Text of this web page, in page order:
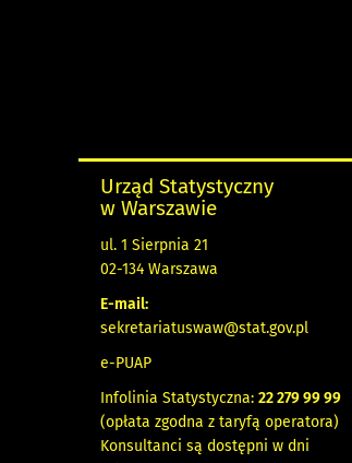
Urząd Statystyczny
w Warszawie
ul. 1 Sierpnia 21
02-134 Warszawa
E-mail:
sekretariatuswaw@stat.gov.pl
e-PUAP
Infolinia Statystyczna: 22 279 99 99
(opłata zgodna z taryfą operatora)
Konsultanci są dostępni w dni